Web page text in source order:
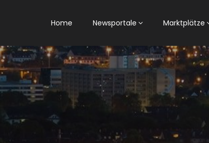
Home Newsportale Marktplätze